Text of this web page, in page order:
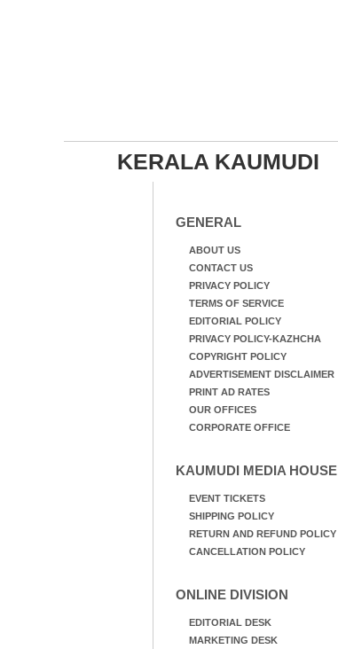
KERALA KAUMUDI
GENERAL
ABOUT US
CONTACT US
PRIVACY POLICY
TERMS OF SERVICE
EDITORIAL POLICY
PRIVACY POLICY-KAZHCHA
COPYRIGHT POLICY
ADVERTISEMENT DISCLAIMER
PRINT AD RATES
OUR OFFICES
CORPORATE OFFICE
KAUMUDI MEDIA HOUSE
EVENT TICKETS
SHIPPING POLICY
RETURN AND REFUND POLICY
CANCELLATION POLICY
ONLINE DIVISION
EDITORIAL DESK
MARKETING DESK